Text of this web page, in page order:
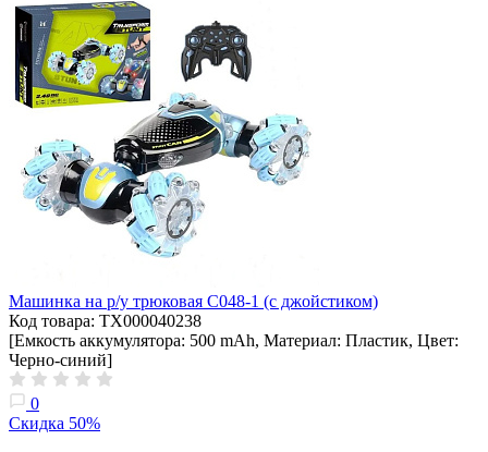
Машинка на р/у трюковая C048-1 (с джойстиком)
Код товара: ТХ000040238
[Емкость аккумулятора: 500 mAh, Материал: Пластик, Цвет:
Черно-синий]
0
Скидка 50%